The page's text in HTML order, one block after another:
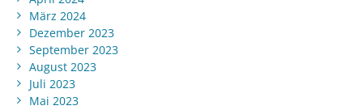
März 2024
Dezember 2023
September 2023
August 2023
Juli 2023
Mai 2023